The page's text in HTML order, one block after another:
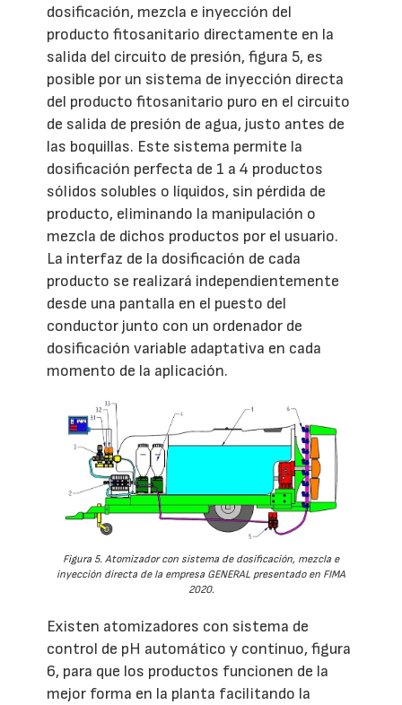
dosificación, mezcla e inyección del
producto fitosanitario directamente en la
salida del circuito de presión, figura 5, es
posible por un sistema de inyección directa
del producto fitosanitario puro en el circuito
de salida de presión de agua, justo antes de
las boquillas. Este sistema permite la
dosificación perfecta de 1 a 4 productos
sólidos solubles o líquidos, sin pérdida de
producto, eliminando la manipulación o
mezcla de dichos productos por el usuario.
La interfaz de la dosificación de cada
producto se realizará independientemente
desde una pantalla en el puesto del
conductor junto con un ordenador de
dosificación variable adaptativa en cada
momento de la aplicación.
Figura 5. Atomizador con sistema de dosificación, mezcla e
inyección directa de la empresa GENERAL presentado en FIMA
2020.
Existen atomizadores con sistema de
control de pH automático y continuo, figura
6, para que los productos funcionen de la
mejor forma en la planta facilitando la